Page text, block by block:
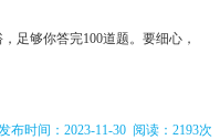
足够你答完100道题。要细心，
布时间：2023-11-30 阅读：2193次